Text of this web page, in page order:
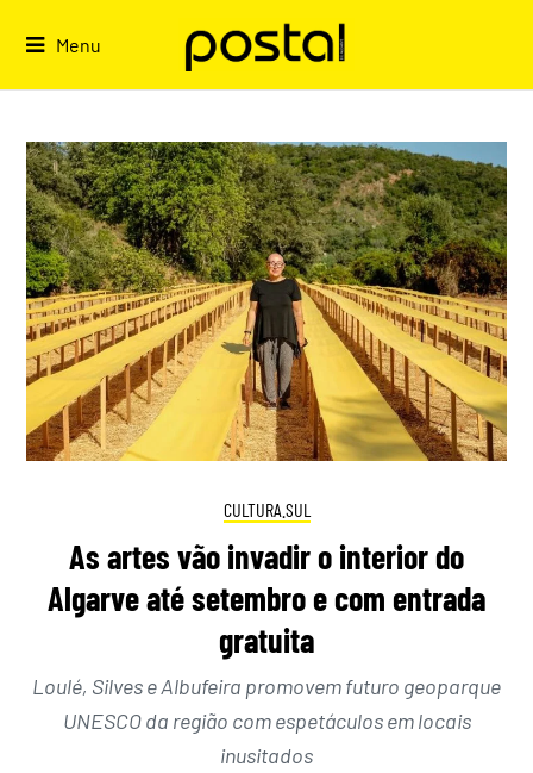
Menu
CULTURA.SUL
As artes vão invadir o interior do
Algarve até setembro e com entrada
gratuita
Loulé, Silves e Albufeira promovem futuro geoparque
UNESCO da região com espetáculos em locais
inusitados